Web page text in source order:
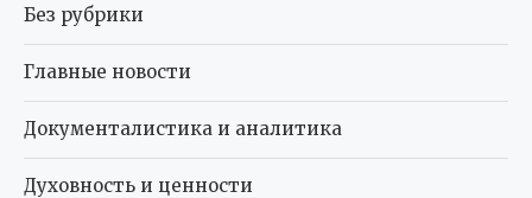
Без рубрики
Главные новости
Документалистика и аналитика
Духовность и ценности